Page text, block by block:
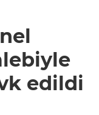
edildi